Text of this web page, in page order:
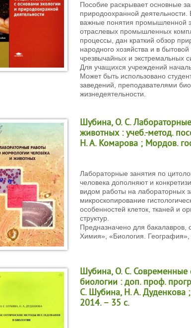
Пособие раскрывает основные
природоохранной
важные понятия промышленной
отраслевых промышленных
процессы, дан краткий обзор
народного хозяйства и в
чрезвычайных и экстремальных
Для учащихся учреждений
Может быть использовано
заведений, преподавателями
жизнедеятельности.
Шубина, О. С.
животных : учеб.-метод.
Н. А. Комарова ; Мордов.
Лабораторные занятия по
человека дополняют и
видом работы на лабораторных
микроскопирование
особенностей клеток, тканей и
структур.
Предназначено для
Химия», «Биология.
Шубина, О. С. Современные
биологии : доп. проф.
С. Шубина, Н. А. Дуденкова
2014. – 35 с.